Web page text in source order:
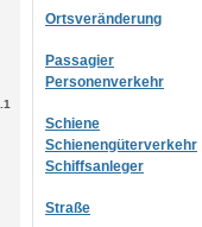
.1
Ortsveränderung
Passagier
Personenverkehr
Schiene
Schienengüterverkehr
Schiffsanleger
Straße